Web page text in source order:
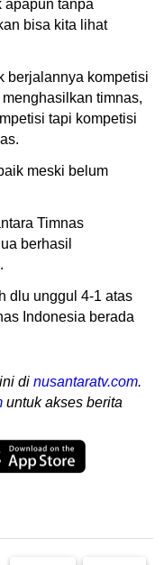
apapun tanpa
bisa kita lihat
berjalannya kompetisi
timnas,
tapi kompetisi
meski belum
Timnas
berhasil
dlu unggul 4-1 atas
Indonesia berada
di nusantaratv.com.
untuk akses berita